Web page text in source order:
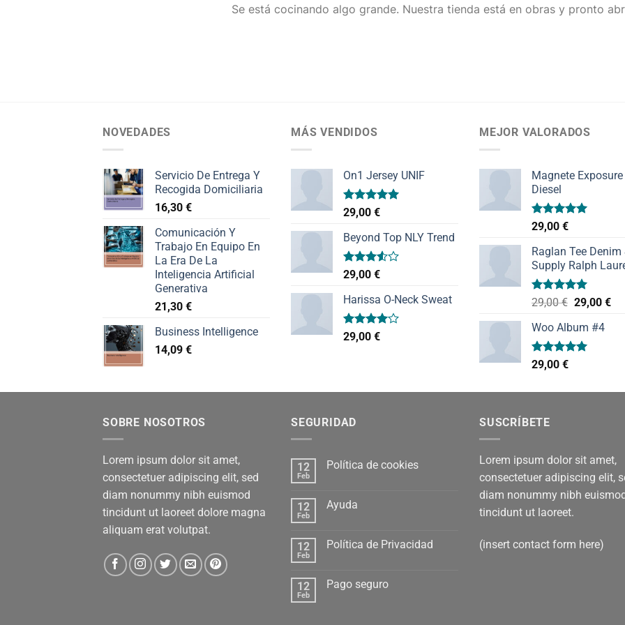
Se está cocinando algo grande. Nuestra tienda está en obras y pronto
NOVEDADES
Servicio De Entrega Y
Recogida Domiciliaria
16,30 €
Comunicación Y
Trabajo En Equipo En
La Era De La
Inteligencia Artificial
Generativa
21,30 €
Business Intelligence
14,09 €
MÁS VENDIDOS
On1 Jersey UNIF
Valorado
con
de 5
29,00 €
Beyond Top NLY Trend
Valorado
con
3.50de
5
29,00 €
Harissa O-Neck Sweat
Valorado
con
29,00 €
MEJOR VALORADOS
Magnete Exposure
Diesel
Valorado
con
de 5
29,00 €
Raglan Tee Denim
Supply Ralph
Valorado
de 5
29,00€ El
original
era:
29,00 €El
Woo Album #4
Valorado
con
29,00 €
SOBRE NOSOTROS
Lorem ipsum dolor sit amet,
consectetuer adipiscing elit, sed
diam nonummy nibh euismod
tincidunt ut laoreet dolore magna
aliquam erat volutpat.
SEGURIDAD
12
Feb
Política de cookies
12
Feb
Ayuda
12
Feb
Política de Privacidad
12
Feb
Pago seguro
SUSCRÍBETE
Lorem ipsum dolor sit amet,
consectetuer adipiscing elit,
diam nonummy nibh euismod
tincidunt ut laoreet.
(insert contact form here)